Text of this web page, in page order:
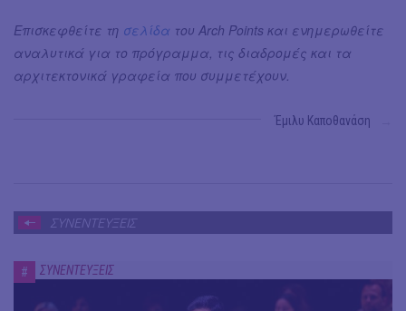
Επισκεφθείτε τη σελίδα του Arch Points και ενημερωθείτε
αναλυτικά για το πρόγραμμα, τις διαδρομές και τα
αρχιτεκτονικά γραφεία που συμμετέχουν.
Έμιλυ Καποθανάση
ΣΥΝΕΝΤΕΥΞΕΙΣ
# ΣΥΝΕΝΤΕΥΞΕΙΣ